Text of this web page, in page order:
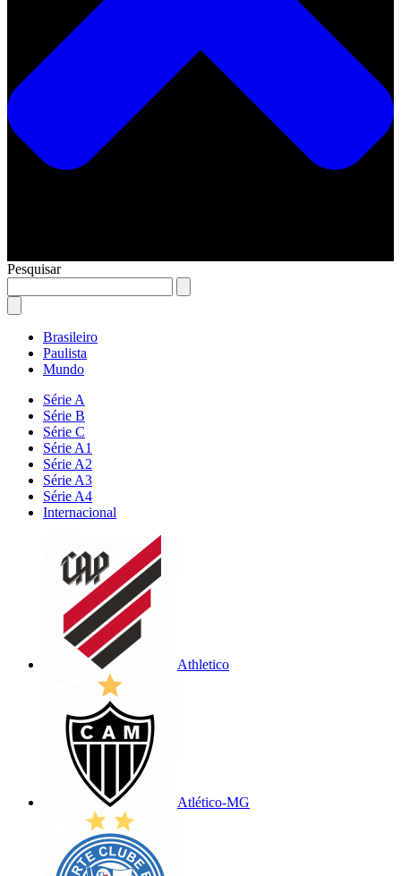
Pesquisar
Brasileiro
Paulista
Mundo
Série A
Série B
Série C
Série A1
Série A2
Série A3
Série A4
Internacional
Athletico
Atlético-MG